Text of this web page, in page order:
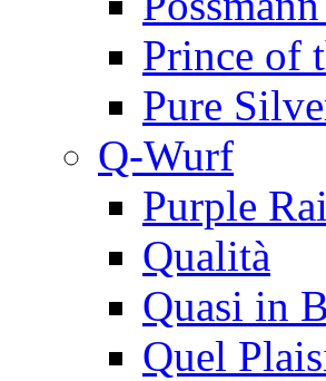
Prince of
Pure
Q-Wurf
Purple
Qualità
Quasi in
Quel